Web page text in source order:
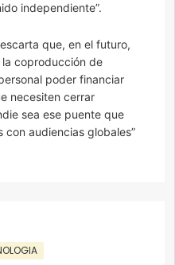
independiente”.
que, en el futuro,
coproducción de
poder financiar
necesiten cerrar
sea ese puente que
audiencias globales”